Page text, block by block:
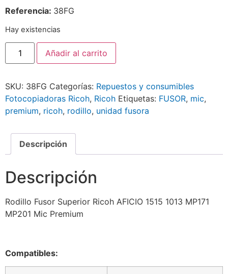
Referencia: 38FG
Hay existencias
Añadir al carrito
SKU: 38FG Categorías: Repuestos y consumibles
Fotocopiadoras Ricoh, Ricoh Etiquetas: FUSOR, mic,
premium, ricoh, rodillo, unidad fusora
Descripción
Descripción
Rodillo Fusor Superior Ricoh AFICIO 1515 1013 MP171
MP201 Mic Premium
Compatibles: